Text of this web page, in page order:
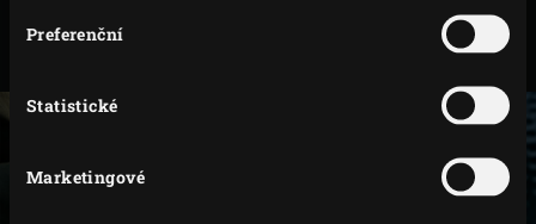
Preferenční
Statistické
Marketingové